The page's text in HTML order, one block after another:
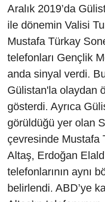
Aralık 2019’da
ile dönemin Valisi
Mustafa Türkay
telefonları Gençlik
anda sinyal verdi.
Gülistan'la olaydan
gösterdi. Ayrıca
görüldüğü yer olan
çevresinde Mustafa
Altaş, Erdoğan
telefonlarının aynı
belirlendi. ABD’ye